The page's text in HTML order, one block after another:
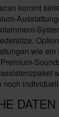
kommt
wie ein
noch
DATEN